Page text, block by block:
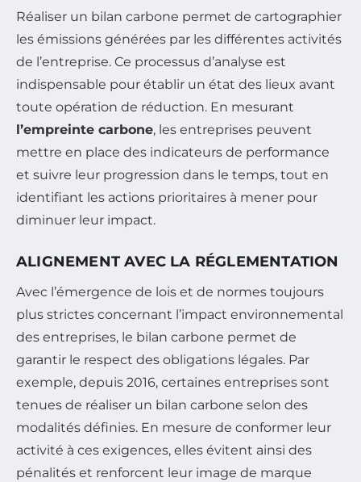
Réaliser un bilan carbone permet de cartographier
les émissions générées par les différentes activités
de l’entreprise. Ce processus d’analyse est
indispensable pour établir un état des lieux avant
toute opération de réduction. En mesurant
l’empreinte carbone, les entreprises peuvent
mettre en place des indicateurs de performance
et suivre leur progression dans le temps, tout en
identifiant les actions prioritaires à mener pour
diminuer leur impact.
ALIGNEMENT AVEC LA RÉGLEMENTATION
Avec l’émergence de lois et de normes toujours
plus strictes concernant l’impact environnemental
des entreprises, le bilan carbone permet de
garantir le respect des obligations légales. Par
exemple, depuis 2016, certaines entreprises sont
tenues de réaliser un bilan carbone selon des
modalités définies. En mesure de conformer leur
activité à ces exigences, elles évitent ainsi des
pénalités et renforcent leur image de marque